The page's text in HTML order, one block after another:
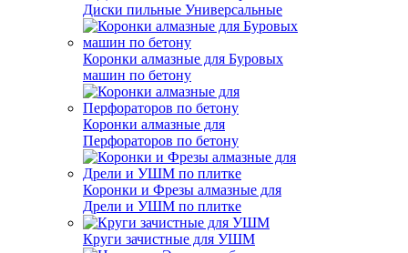
Диски пильные Универсальные
Коронки алмазные для Буровых
машин по бетону
Коронки алмазные для
Перфораторов по бетону
Коронки и Фрезы алмазные для
Дрели и УШМ по плитке
Круги зачистные для УШМ